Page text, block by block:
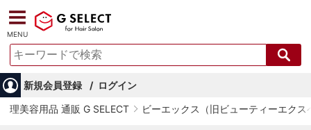
MENU
新規会員登録
ログイン
理美容用品 通販 G SELECT
ビーエックス（旧ビューティーエク